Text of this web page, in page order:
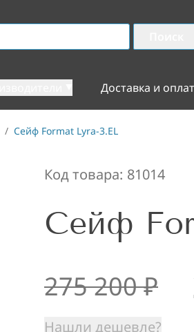
Доставка и
/ Сейф Format Lyra-3.EL
Код товара: 81014
Сейф
275 200₽
Нашли дешевле?